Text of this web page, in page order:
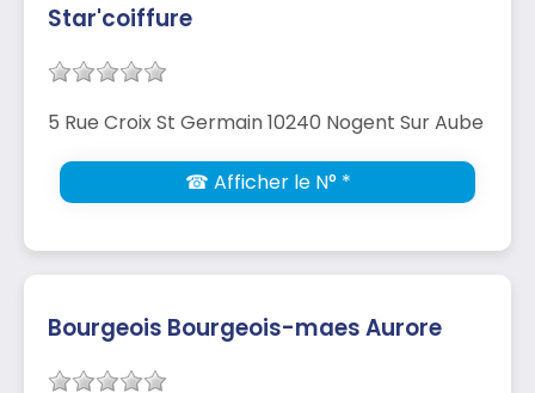
Star'coiffure
5 Rue Croix St Germain 10240 Nogent Sur Aube
☎ Afficher le N° *
Bourgeois Bourgeois-maes Aurore